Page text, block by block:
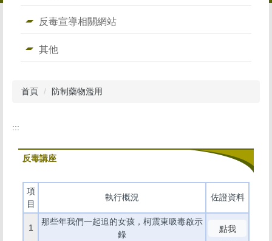
反毒宣導相關網站
其他
首頁 防制藥物濫用
:::
反毒講座
項
目
執行概況 佐證資料
1
那些年我們一起追的女孩，柯震東吸毒啟示
錄
點我